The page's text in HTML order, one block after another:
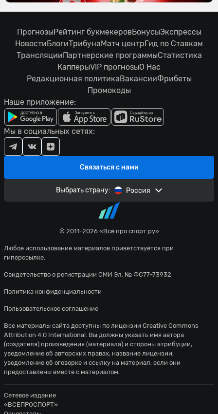
© 2011-2026 «Всё про спорт.ру»
Любое использование материалов приветствуется при
гиперссылке.
Свидетельство о регистрации СМИ Эл. № ФС77-73932
Политика конфиденциальности
Пользовательское соглашение
ПрогнозыРейтинг букмекеровБонусыЭкспрессы
НовостиБлогиТрибунаМатч центрГид по Ставкам
ТрансляцииПартнерские программыСтатистика
КапперыVIP прогнозыО Нас
Редакционная политикаВакансииФрибеты
Промокоды
Наше приложение:
Связаться с нами
Мы в социальных сетях:
Выбрать страну: Россия
Все материалы сайта доступны по лицензии Creative Commons
Attribution 4.0 International. Вы должны указать имя автора
(создателя) произведения (материала) и стороны атрибуции,
уведомление об авторских правах, название лицензии,
уведомление об оговорке и ссылку на материал, если они
предоставлены вместе с материалом.
Сетевое издание
«ВСЕПРОСПОРТ»